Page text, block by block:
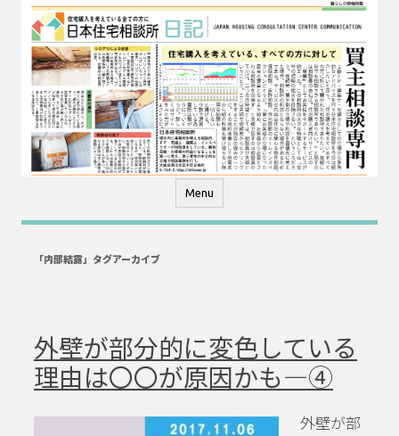
コ
テ
ン
ツ
へ
ス
キ
ッ
プ
Menu
「内部結露」タグアーカイブ
外壁が部分的に変色している
理由は〇〇が原因かも―④
外壁が部